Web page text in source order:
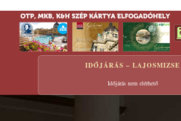
IDŐJÁRÁS – LAJOSMIZSE
Időjárás nem elérhető